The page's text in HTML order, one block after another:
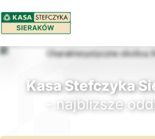
Kasa Stefczyka
- najbliższe